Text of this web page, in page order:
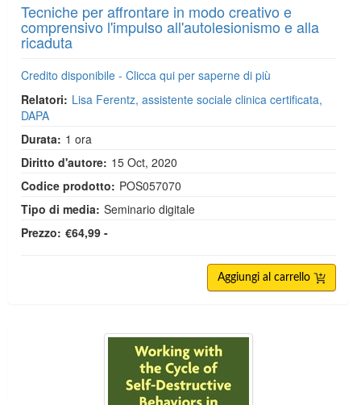
Tecniche per affrontare in modo creativo e
comprensivo l'impulso all'autolesionismo e alla
ricaduta
Credito disponibile - Clicca qui per saperne di più
Relatori: Lisa Ferentz, assistente sociale clinica certificata,
DAPA
Durata: 1 ora
Diritto d'autore: 15 Oct, 2020
Codice prodotto: POS057070
Tipo di media: Seminario digitale
Prezzo: €64,99 -
Aggiungi al carrello